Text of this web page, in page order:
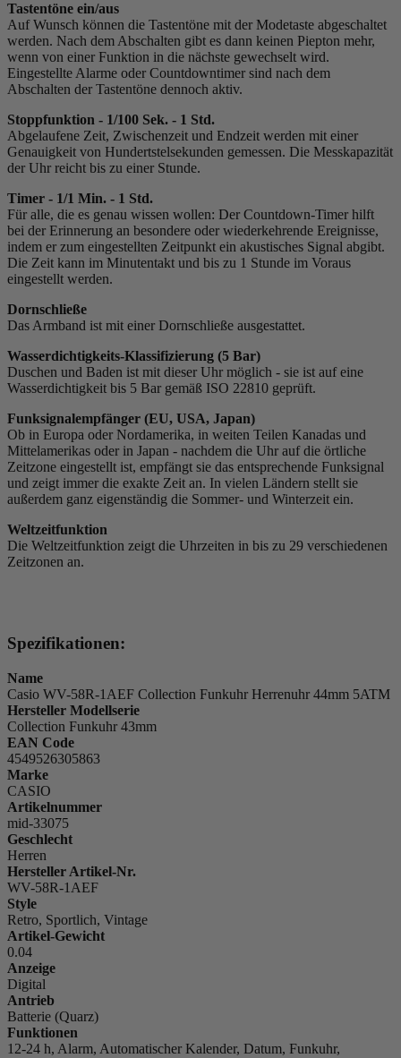
Tastentöne ein/aus
Auf Wunsch können die Tastentöne mit der Modetaste abgeschaltet
werden. Nach dem Abschalten gibt es dann keinen Piepton mehr,
wenn von einer Funktion in die nächste gewechselt wird.
Eingestellte Alarme oder Countdowntimer sind nach dem
Abschalten der Tastentöne dennoch aktiv.
Stoppfunktion - 1/100 Sek. - 1 Std.
Abgelaufene Zeit, Zwischenzeit und Endzeit werden mit einer
Genauigkeit von Hundertstelsekunden gemessen. Die Messkapazität
der Uhr reicht bis zu einer Stunde.
Timer - 1/1 Min. - 1 Std.
Für alle, die es genau wissen wollen: Der Countdown-Timer hilft
bei der Erinnerung an besondere oder wiederkehrende Ereignisse,
indem er zum eingestellten Zeitpunkt ein akustisches Signal abgibt.
Die Zeit kann im Minutentakt und bis zu 1 Stunde im Voraus
eingestellt werden.
Dornschließe
Das Armband ist mit einer Dornschließe ausgestattet.
Wasserdichtigkeits-Klassifizierung (5 Bar)
Duschen und Baden ist mit dieser Uhr möglich - sie ist auf eine
Wasserdichtigkeit bis 5 Bar gemäß ISO 22810 geprüft.
Funksignalempfänger (EU, USA, Japan)
Ob in Europa oder Nordamerika, in weiten Teilen Kanadas und
Mittelamerikas oder in Japan - nachdem die Uhr auf die örtliche
Zeitzone eingestellt ist, empfängt sie das entsprechende Funksignal
und zeigt immer die exakte Zeit an. In vielen Ländern stellt sie
außerdem ganz eigenständig die Sommer- und Winterzeit ein.
Weltzeitfunktion
Die Weltzeitfunktion zeigt die Uhrzeiten in bis zu 29 verschiedenen
Zeitzonen an.
Spezifikationen:
Name
Casio WV-58R-1AEF Collection Funkuhr Herrenuhr 44mm 5ATM
Hersteller Modellserie
Collection Funkuhr 43mm
EAN Code
4549526305863
Marke
CASIO
Artikelnummer
mid-33075
Geschlecht
Herren
Hersteller Artikel-Nr.
WV-58R-1AEF
Style
Retro, Sportlich, Vintage
Artikel-Gewicht
0.04
Anzeige
Digital
Antrieb
Batterie (Quarz)
Funktionen
12-24 h, Alarm, Automatischer Kalender, Datum, Funkuhr,